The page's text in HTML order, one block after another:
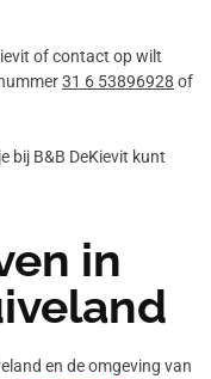
of contact op wilt
31 6 53896928 of
bij B&B DeKievit kunt
in
en de omgeving van